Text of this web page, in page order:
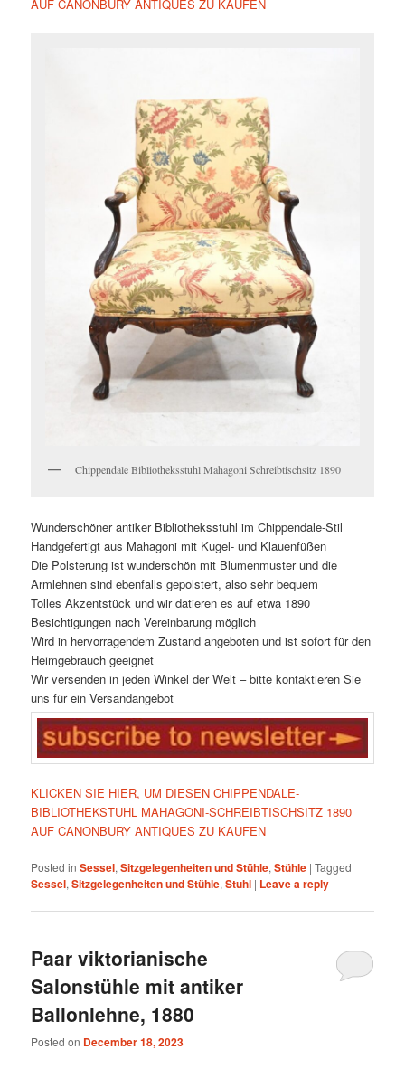
AUF CANONBURY ANTIQUES ZU KAUFEN
Chippendale Bibliotheksstuhl Mahagoni Schreibtischsitz 1890
Wunderschöner antiker Bibliotheksstuhl im Chippendale-Stil
Handgefertigt aus Mahagoni mit Kugel- und Klauenfüßen
Die Polsterung ist wunderschön mit Blumenmuster und die
Armlehnen sind ebenfalls gepolstert, also sehr bequem
Tolles Akzentstück und wir datieren es auf etwa 1890
Besichtigungen nach Vereinbarung möglich
Wird in hervorragendem Zustand angeboten und ist sofort für den
Heimgebrauch geeignet
Wir versenden in jeden Winkel der Welt – bitte kontaktieren Sie
uns für ein Versandangebot
KLICKEN SIE HIER, UM DIESEN CHIPPENDALE-
BIBLIOTHEKSTUHL MAHAGONI-SCHREIBTISCHSITZ 1890
AUF CANONBURY ANTIQUES ZU KAUFEN
Posted in Sessel,Sitzgelegenheiten und Stühle,Stühle |Tagged
Sessel,Sitzgelegenheiten und Stühle,Stuhl | Leave a reply
Paar viktorianische
Salonstühle mit antiker
Ballonlehne, 1880
Posted on December 18, 2023